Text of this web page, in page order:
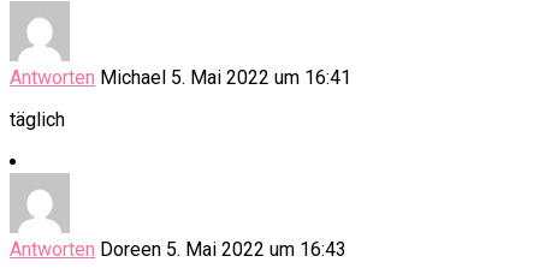
Antworten Michael 5. Mai 2022 um 16:41
täglich
Antworten Doreen 5. Mai 2022 um 16:43